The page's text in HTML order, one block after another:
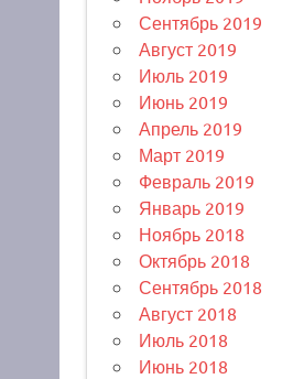
Сентябрь 2019
Август 2019
Июль 2019
Июнь 2019
Апрель 2019
Март 2019
Февраль 2019
Январь 2019
Ноябрь 2018
Октябрь 2018
Сентябрь 2018
Август 2018
Июль 2018
Июнь 2018